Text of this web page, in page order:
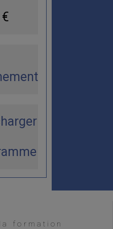
formation